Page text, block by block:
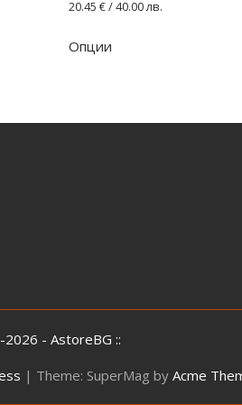
20.45 €/ 40.00 лв.
Опции
2026 - AstoreBG ::
| Theme: SuperMag by Acme